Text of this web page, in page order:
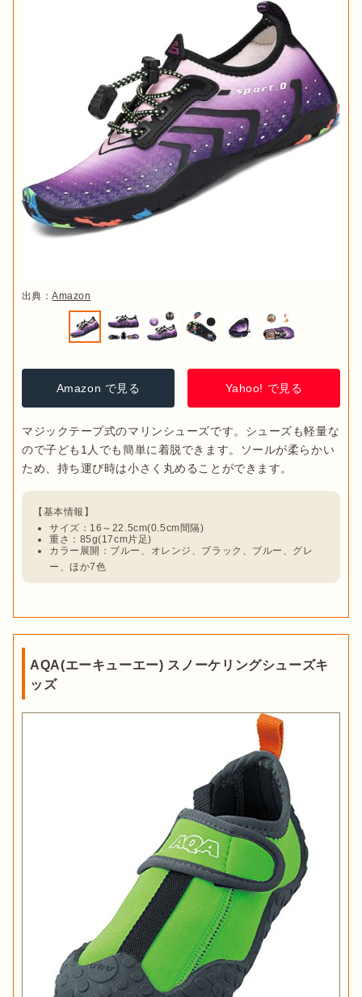
出典：Amazon
Amazon で見る Yahoo! で見る
マジックテープ式のマリンシューズです。シューズも軽量な
ので子ども1人でも簡単に着脱できます。ソールが柔らかい
サイズ：16～22.5cm(0.5cm間隔)
重さ：85g(17cm片足)
カラー展開：ブルー、オレンジ、ブラック、ブルー、グレ
ー、ほか7色
AQA(エーキューエー) スノーケリングシューズキ
ッズ